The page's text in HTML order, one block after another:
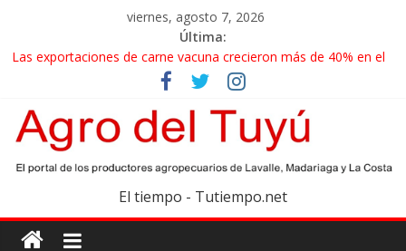
viernes, agosto 7, 2026
Última:
Las exportaciones de carne vacuna crecieron más de 40% en el
La miel, un motor de las economías regionales que enfrenta
nuevos desafíos para exportar
El gobierno bonaerense realizará un censo para actualizar el
mapa de la producción hortiflorícola
Las exportaciones agroindustriales anotaron un récord histórico
en el primer semestre
Maíz: estiman una cosecha récord de 71,5 millones de toneladas
El tiempo - Tutiempo.net